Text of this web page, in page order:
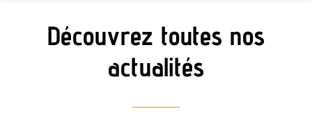
Découvrez toutes nos
actualités